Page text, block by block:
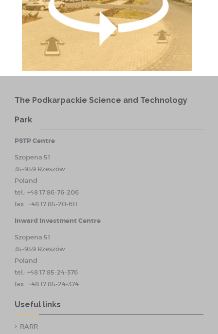
The Podkarpackie Science and Technology
Park
PSTP Centre
Szopena 51
35-959 Rzeszów
Poland
tel.: +48 17 86-76-206
fax.: +48 17 85-20-611
Inward Investment Centre
Szopena 51
35-959 Rzeszów
Poland
tel.: +48 17 85-24-376
fax.: +48 17 85-24-374
Useful links
RARR